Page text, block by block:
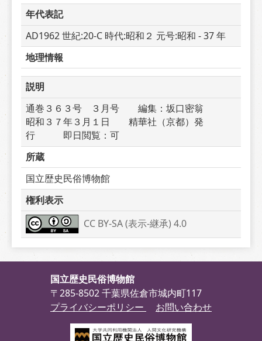
年代表記
AD1962 世紀:20-C 時代:昭和２ 元号:昭和 - 37 年
地理情報
説明
通巻３６３号　３月号　　編集：坂口密翁
昭和３７年３月１日　　精華社（京都）発
行　　　即日閲覧：可
所蔵
国立歴史民俗博物館
権利表示
CC BY-SA (表示-継承) 4.0
国立歴史民俗博物館
〒285-8502 千葉県佐倉市城内町117
プライバシーポリシー
お問い合わせ